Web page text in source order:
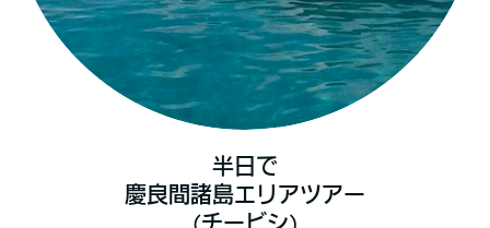
半日で
慶良間諸島エリアツアー
(チービシ)